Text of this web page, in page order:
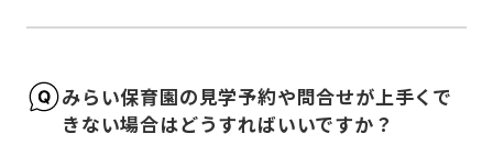
みらい保育園の見学予約や問合せが上手くで
きない場合はどうすればいいですか？